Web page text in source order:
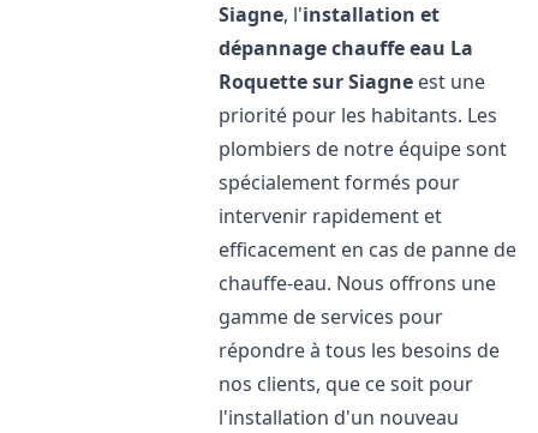
Siagne, l'installation et
dépannage chauffe eau La
Roquette sur Siagne est une
priorité pour les habitants. Les
plombiers de notre équipe sont
spécialement formés pour
intervenir rapidement et
efficacement en cas de panne de
chauffe-eau. Nous offrons une
gamme de services pour
répondre à tous les besoins de
nos clients, que ce soit pour
l'installation d'un nouveau